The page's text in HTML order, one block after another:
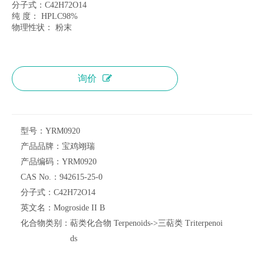
分子式：C42H72O14
纯 度： HPLC98%
物理性状： 粉末
询价
型号： YRM0920
产品品牌： 宝鸡翊瑞
产品编码： YRM0920
CAS No.： 942615-25-0
分子式： C42H72O14
英文名： Mogroside II B
化合物类别： 萜类化合物 Terpenoids->三萜类 Triterpenoi
ds